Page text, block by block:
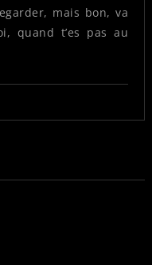
mais bon, va
quand t’es pas au